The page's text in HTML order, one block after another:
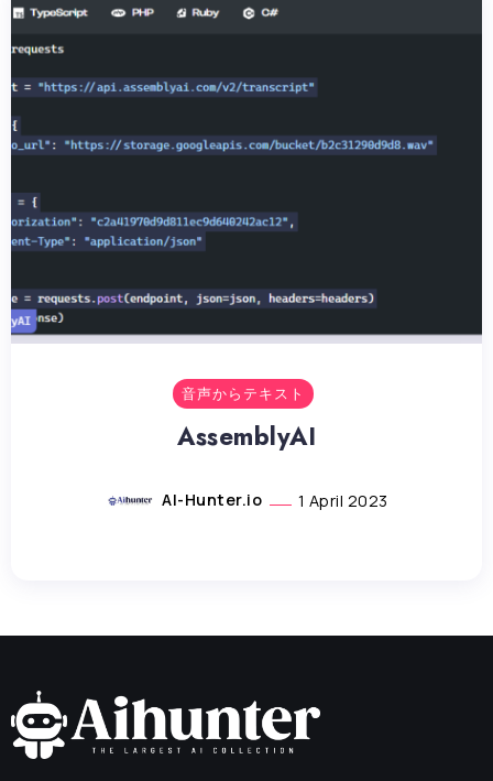
音声からテキスト
AssemblyAI
AI-Hunter.io 1 April 2023